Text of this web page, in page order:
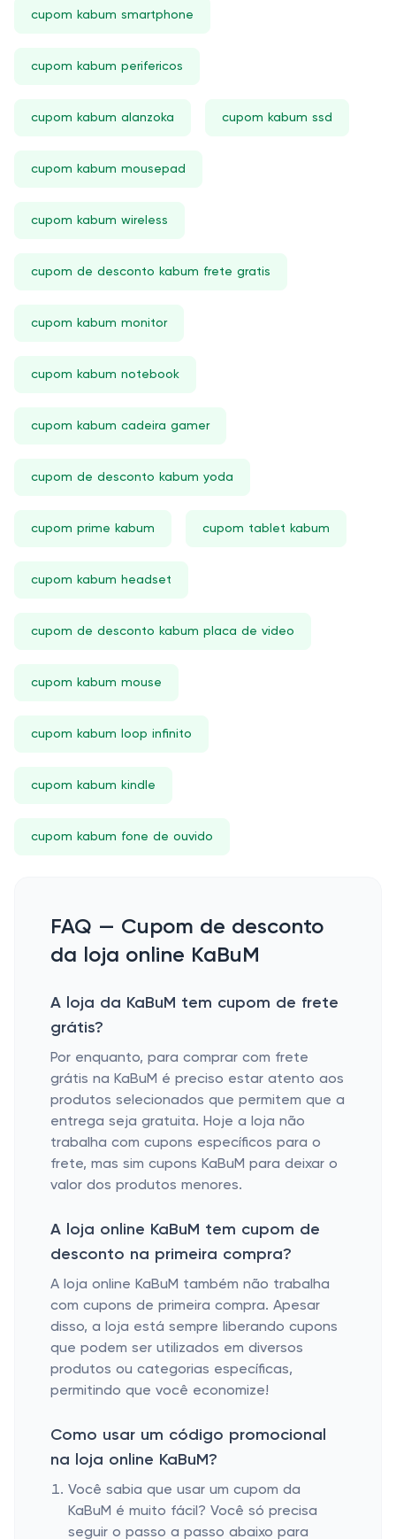
cupom kabum smartphone
cupom kabum perifericos
cupom kabum alanzoka cupom kabum ssd
cupom kabum mousepad
cupom kabum wireless
cupom de desconto kabum frete gratis
cupom kabum monitor
cupom kabum notebook
cupom kabum cadeira gamer
cupom de desconto kabum yoda
cupom prime kabum cupom tablet kabum
cupom kabum headset
cupom de desconto kabum placa de video
cupom kabum mouse
cupom kabum loop infinito
cupom kabum kindle
cupom kabum fone de ouvido
FAQ — Cupom de desconto
da loja online KaBuM
A loja da KaBuM tem cupom de frete
grátis?
Por enquanto, para comprar com frete
grátis na KaBuM é preciso estar atento aos
produtos selecionados que permitem que a
entrega seja gratuita. Hoje a loja não
trabalha com cupons específicos para o
frete, mas sim cupons KaBuM para deixar o
valor dos produtos menores.
A loja online KaBuM tem cupom de
desconto na primeira compra?
A loja online KaBuM também não trabalha
com cupons de primeira compra. Apesar
disso, a loja está sempre liberando cupons
que podem ser utilizados em diversos
produtos ou categorias específicas,
permitindo que você economize!
Como usar um código promocional
na loja online KaBuM?
Você sabia que usar um cupom da
KaBuM é muito fácil? Você só precisa
seguir o passo a passo abaixo para